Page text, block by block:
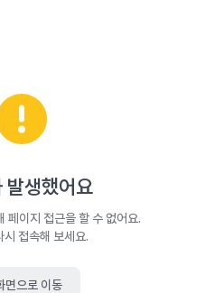
발생했어요
페이지 접근을 할 수 없어요.
시 접속해 보세요.
면으로 이동